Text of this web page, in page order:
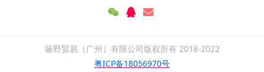
藤野贸易（广州）有限公司版权所有 2018-2022
粤ICP备18056970号